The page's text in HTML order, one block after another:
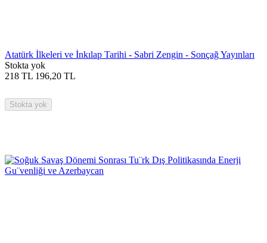
Atatürk İlkeleri ve İnkılap Tarihi - Sabri Zengin - Sonçağ Yayınları
Stokta yok
218 TL 196,20 TL
Stokta yok